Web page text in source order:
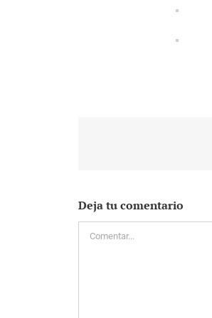
Deja tu comentario